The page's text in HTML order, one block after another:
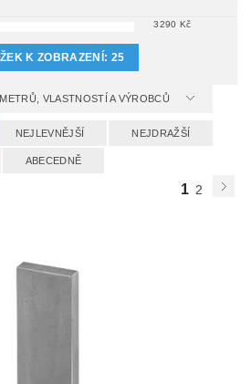
3290 Kč
K ZOBRAZENÍ: 25
VLASTNOSTÍ A VÝROBCŮ
NEJLEVNĚJŠÍ NEJDRAŽŠÍ
ABECEDNĚ
1 2